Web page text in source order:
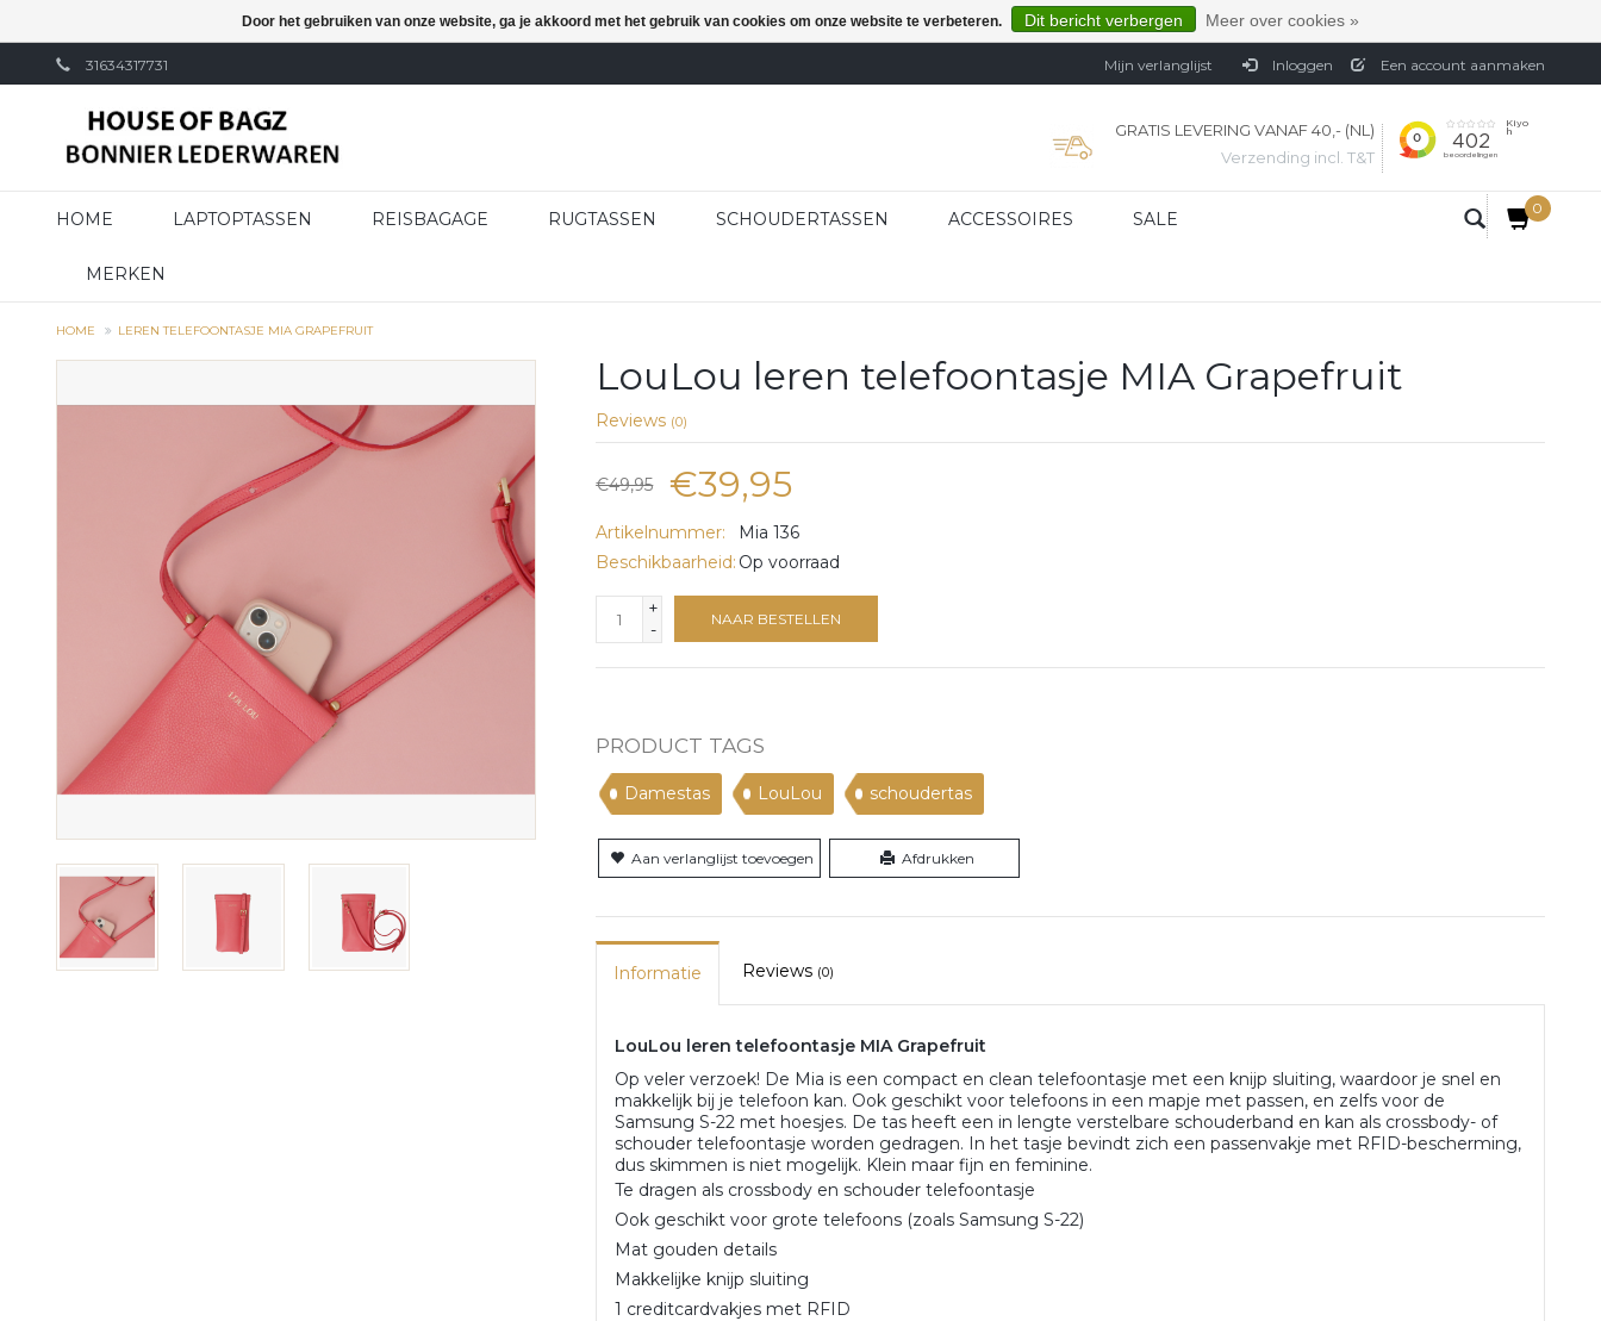
31634317731 Mijn verlanglijst Inloggen Een account aanmaken
GRATIS LEVERING VANAF 40,- (NL)
Verzending incl. T&T
HOME LAPTOPTASSEN REISBAGAGE RUGTASSEN SCHOUDERTASSEN ACCESSOIRES SALE
MERKEN
0
HOME LEREN TELEFOONTASJE MIA GRAPEFRUIT
LouLou leren telefoontasje MIA Grapefruit
Reviews (0)
€49,95 €39,95
Artikelnummer:
Mia 136
Beschikbaarheid: Op voorraad
+
-
NAAR BESTELLEN
PRODUCT TAGS
Damestas LouLou schoudertas
Aan verlanglijst toevoegen Afdrukken
Informatie Reviews (0)
LouLou leren telefoontasje MIA Grapefruit
Op veler verzoek! De Mia is een compact en clean telefoontasje met een knijp sluiting, waardoor je snel en
makkelijk bij je telefoon kan. Ook geschikt voor telefoons in een mapje met passen, en zelfs voor de
Samsung S-22 met hoesjes. De tas heeft een in lengte verstelbare schouderband en kan als crossbody- of
schouder telefoontasje worden gedragen. In het tasje bevindt zich een passenvakje met RFID-bescherming,
dus skimmen is niet mogelijk. Klein maar fijn en feminine.
Te dragen als crossbody en schouder telefoontasje
Ook geschikt voor grote telefoons (zoals Samsung S-22)
Mat gouden details
Makkelijke knijp sluiting
1 creditcardvakjes met RFID
Door het gebruiken van onze website, ga je akkoord met het gebruik van cookies om onze website te verbeteren. Dit bericht verbergen Meer over cookies »